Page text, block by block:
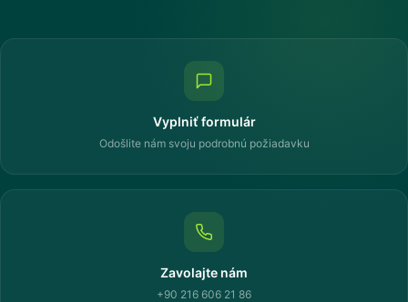
Vyplniť formulár
Odošlite nám svoju podrobnú požiadavku
Zavolajte nám
+90 216 606 21 86